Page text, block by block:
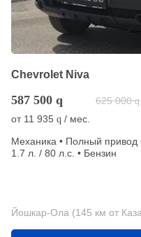
Chevrolet Niva
587 500 q 625 000 q
от 11 935 q / мес.
Механика • Полный привод
1.7 л. / 80 л.с. • Бензин
Йошкар-Ола (145 км от